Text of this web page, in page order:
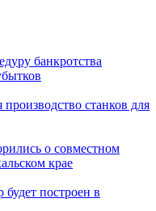
банкротства
станков для
о совместном
крае
построен в